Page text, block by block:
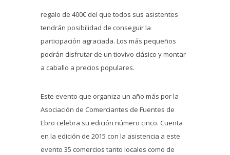
regalo de 400€ del que todos sus asistentes
tendrán posibilidad de conseguir la
participación agraciada. Los más pequeños
podrán disfrutar de un tiovivo clásico y montar
a caballo a precios populares.
Este evento que organiza un año más por la
Asociación de Comerciantes de Fuentes de
Ebro celebra su edición número cinco. Cuenta
en la edición de 2015 con la asistencia a este
evento 35 comercios tanto locales como de